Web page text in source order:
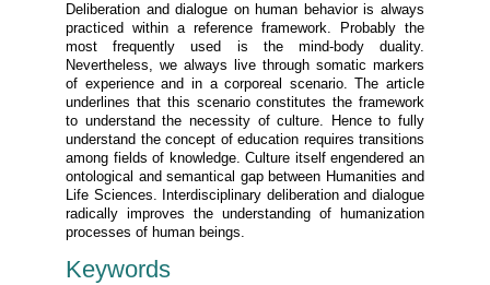
Deliberation and dialogue on human behavior is always
practiced within a reference framework. Probably the
most frequently used is the mind-body duality.
Nevertheless, we always live through somatic markers
of experience and in a corporeal scenario. The article
underlines that this scenario constitutes the framework
to understand the necessity of culture. Hence to fully
understand the concept of education requires transitions
among fields of knowledge. Culture itself engendered an
ontological and semantical gap between Humanities and
Life Sciences. Interdisciplinary deliberation and dialogue
radically improves the understanding of humanization
processes of human beings.
Keywords